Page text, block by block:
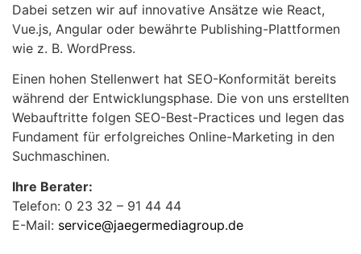
Dabei setzen wir auf innovative Ansätze wie React,
Vue.js, Angular oder bewährte Publishing-Plattformen
wie z. B. WordPress.
Einen hohen Stellenwert hat SEO-Konformität bereits
während der Entwicklungsphase. Die von uns erstellten
Webauftritte folgen SEO-Best-Practices und legen das
Fundament für erfolgreiches Online-Marketing in den
Suchmaschinen.
Ihre Berater:
Telefon: 0 23 32 – 91 44 44
E-Mail: service@jaegermediagroup.de